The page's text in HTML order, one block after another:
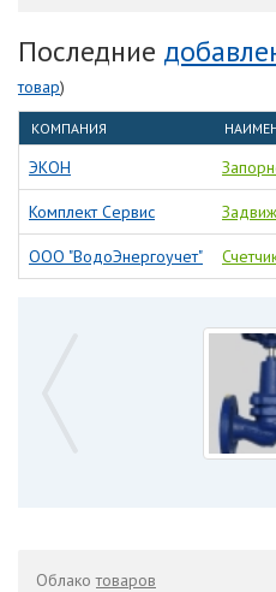
Последние
товар)
КОМПАНИЯ
ЭКОН
Комплект Сервис
ООО "ВодоЭнергоучет"
Облакотоваров